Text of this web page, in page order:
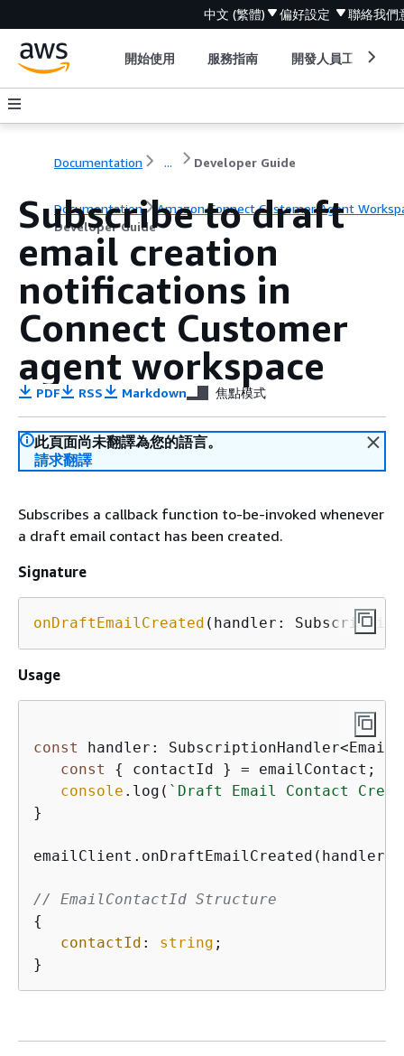
中文 (繁體) 偏好設定 聯絡我們
開始使用 服務指南 開發人員工具
Documentation ... Developer Guide
Documentation
Amazon Connect Customer Agent
Developer Guide
Subscribe to draft
email creation
notifications in
Connect Customer
agent workspace
PDF RSS Markdown 焦點模式
此頁面尚未翻譯為您的語言。
請求翻譯
Subscribes a callback function to-be-invoked whenever
a draft email contact has been created.
Signature
onDraftEmailCreated (handler:
Usage
const
handler:
const
{
contactId } = emailContact;
console .log( `Draft Email Contact
}
emailClient.onDraftEmailCreated(handler);
// EmailContactId Structure
{
contactId : string ;
}